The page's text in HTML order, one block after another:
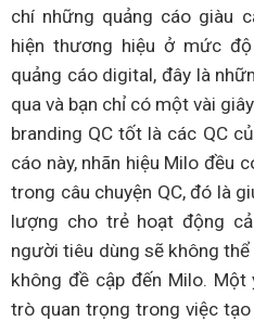
chí những quảng cáo giàu
hiện thương hiệu ở mức
quảng cáo digital, đây là
qua và bạn chỉ có một vài
branding QC tốt là các QC
cáo này, nhãn hiệu Milo đều
trong câu chuyện QC, đó là
lượng cho trẻ hoạt động
người tiêu dùng sẽ không
không đề cập đến Milo.
trò quan trọng trong việc